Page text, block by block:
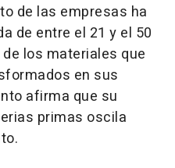
de las empresas ha
de entre el 21 y el 50
los materiales que
en sus
afirma que su
primas oscila